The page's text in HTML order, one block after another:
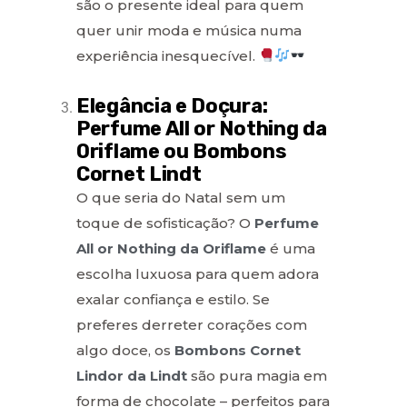
são o presente ideal para quem
quer unir moda e música numa
experiência inesquecível.
Elegância e Doçura:
Perfume All or Nothing da
Oriflame ou Bombons
Cornet Lindt
O que seria do Natal sem um
toque de sofisticação? O Perfume
All or Nothing da Oriflame é uma
escolha luxuosa para quem adora
exalar confiança e estilo. Se
preferes derreter corações com
algo doce, os Bombons Cornet
Lindor da Lindt são pura magia em
forma de chocolate – perfeitos para